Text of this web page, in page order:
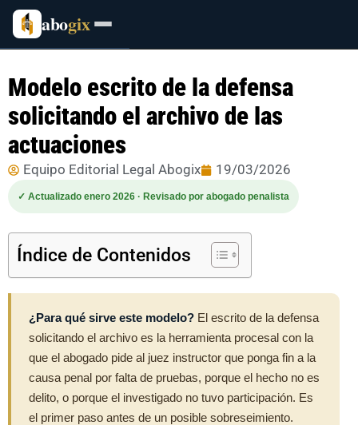
abogix
Modelo escrito de la defensa
solicitando el archivo de las
actuaciones
Equipo Editorial Legal Abogix 19/03/2026
✓ Actualizado enero 2026 · Revisado por abogado penalista
Índice de Contenidos
¿Para qué sirve este modelo? El escrito de la defensa
solicitando el archivo es la herramienta procesal con la
que el abogado pide al juez instructor que ponga fin a la
causa penal por falta de pruebas, porque el hecho no es
delito, o porque el investigado no tuvo participación. Es
el primer paso antes de un posible sobreseimiento.